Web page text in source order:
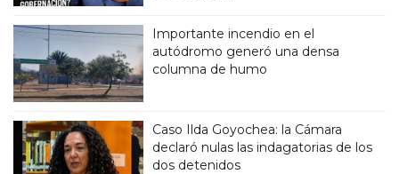
Importante incendio en el
autódromo generó una densa
columna de humo
Caso Ilda Goyochea: la Cámara
declaró nulas las indagatorias de los
dos detenidos